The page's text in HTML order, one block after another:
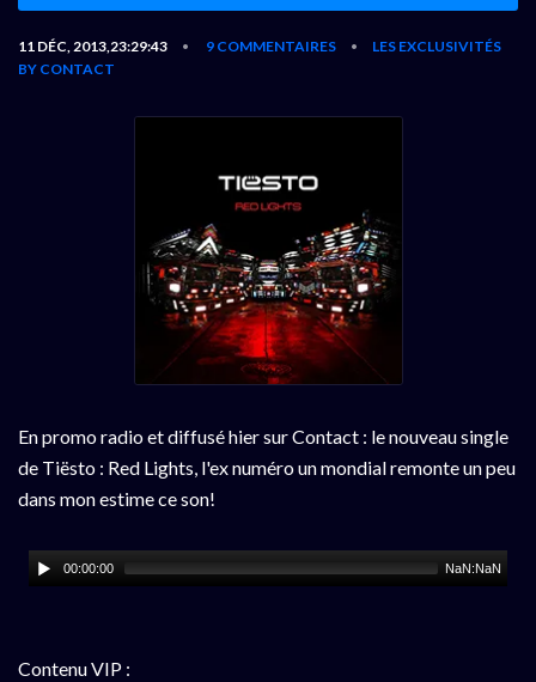
11 DÉC, 2013,23:29:43 • 9 COMMENTAIRES •
LES EXCLUSIVITÉS
BY CONTACT
En promo radio et diffusé hier sur Contact : le nouveau single
de Tiësto : Red Lights, l'ex numéro un mondial remonte un peu
dans mon estime ce son!
00:00:00 NaN:NaN
Contenu VIP :